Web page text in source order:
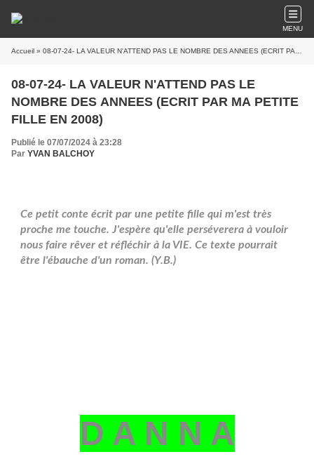
MENU
Accueil » 08-07-24- LA VALEUR N'ATTEND PAS LE NOMBRE DES ANNEES (ECRIT PAR MA PETITE FILLE EN 2008)
08-07-24- LA VALEUR N'ATTEND PAS LE
NOMBRE DES ANNEES (ECRIT PAR MA PETITE
FILLE EN 2008)
Publié le 07/07/2024 à 23:28
Par YVAN BALCHOY
Ce petit conte écrit par une petite fille qui m'est très
proche me touche. J'espère qu'elle perséverera à vouloir
nous faire rêver et réfléchir à la VIE. Ce texte pourrait
être l'ébauche d'un roman. (Y.B.)
D A N N A